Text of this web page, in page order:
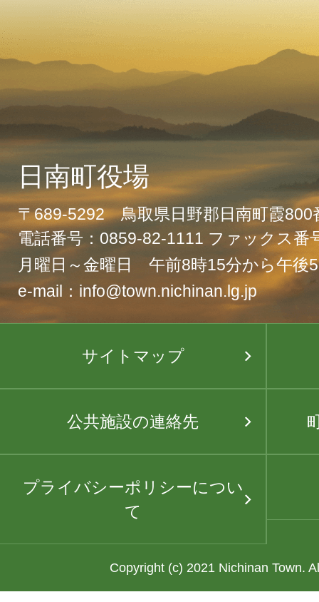
日南町役場
〒689-5292 鳥取県日野郡日南町霞800
電話番号：0859-82-1111 ファックス番
月曜日～金曜日 午前8時15分から午後
e-mail：info@town.nichinan.lg.jp
サイトマップ
公共施設の連絡先
プライバシーポリシーについ
て
Copyright (c) 2021 Nichinan Town.